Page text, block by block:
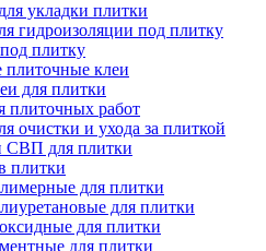
укладки плитки
гидроизоляции под плитку
плитку
клеи
для плитки
плиточных работ
очистки и ухода за плиткой
СВП для плитки
плитки
для плитки
для плитки
для плитки
для плитки